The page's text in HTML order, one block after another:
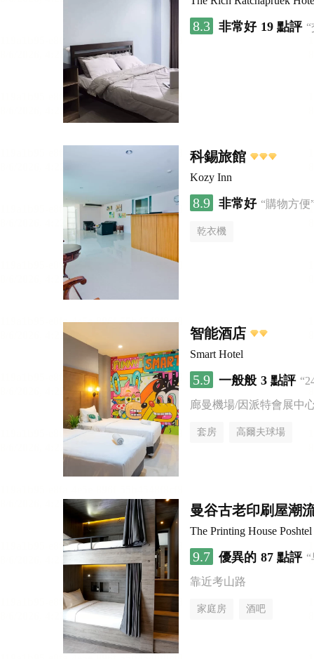
8.3 非常好 19 點評
科錫旅館
Kozy Inn
8.9 非常好 “購物方便
乾衣機
智能酒店
Smart Hotel
5.9 一般般 3 點評
廊曼機場/因派特會展中
套房 高爾夫球場
曼谷古老印刷屋潮
The Printing House Poshtel
9.7 優異的 87 點評
靠近考山路
家庭房 酒吧